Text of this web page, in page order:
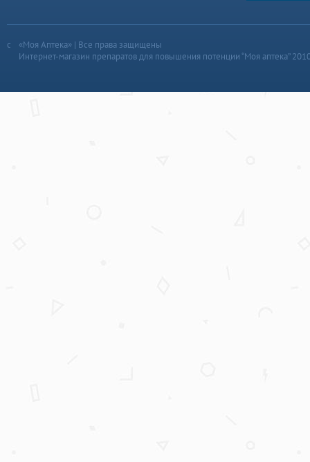
«Моя Аптека» | Все права защищены
Интернет-магазин препаратов для повышения потенции “Моя аптека”